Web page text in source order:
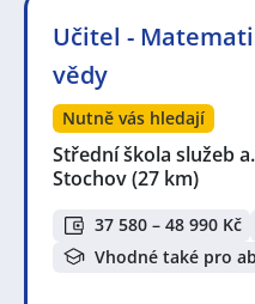
Učitel -
vědy
Nutně vás hledají
Střední škola služeb
Stochov(27 km)
37 580 – 48 990 Kč
Vhodné také pro